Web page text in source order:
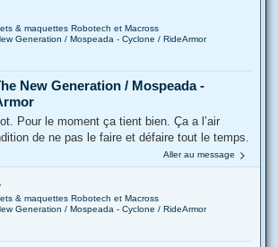
& maquettes Robotech et Macross
Generation / Mospeada - Cyclone / RideArmor
New Generation / Mospeada -
Pour le moment ça tient bien. Ça a l’air
de ne pas le faire et défaire tout le temps.
Aller au message
& maquettes Robotech et Macross
Generation / Mospeada - Cyclone / RideArmor